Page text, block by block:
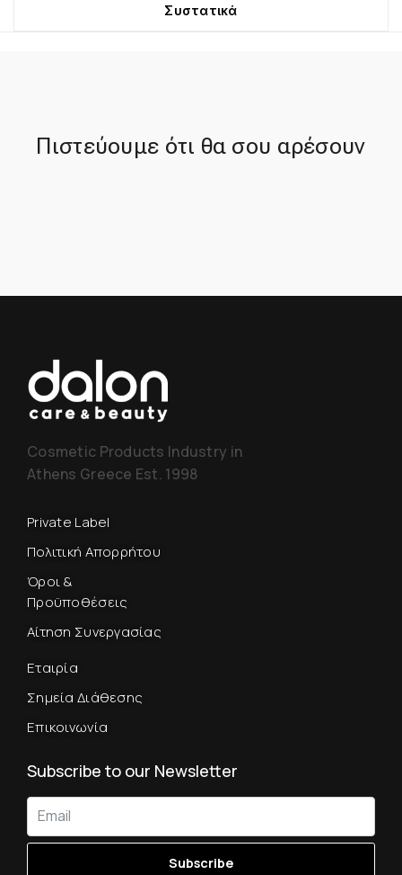
Συστατικά
Πιστεύουμε ότι θα σου αρέσουν
Cosmetic Products Industry in
Athens Greece Est. 1998
Private Label
Πολιτική Απορρήτου
Όροι &
Προϋποθέσεις
Αίτηση Συνεργασίας
Εταιρία
Σημεία Διάθεσης
Επικοινωνία
Subscribe to our Newsletter
Subscribe